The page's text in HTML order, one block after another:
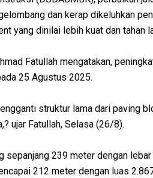
dan kerap dikeluhkan
yang dinilai lebih kuat dan tahan
Fatullah mengatakan,
25 Agustus 2025.
struktur lama dari paving
ujar Fatullah, Selasa (26/8).
sepanjang 239 meter dengan
212 meter dengan luas